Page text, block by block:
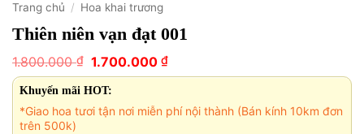
Trang chủ / Hoa khai trương
Thiên niên vạn đạt 001
1.800.000₫ Giá
gốc
là:
1.800.000 ₫.
1.700.000 ₫Giá
hiện
1.700.000 ₫.
Khuyến mãi HOT:
*Giao hoa tươi tận nơi miễn phí nội thành (Bán kính 10km đơn
trên 500k)